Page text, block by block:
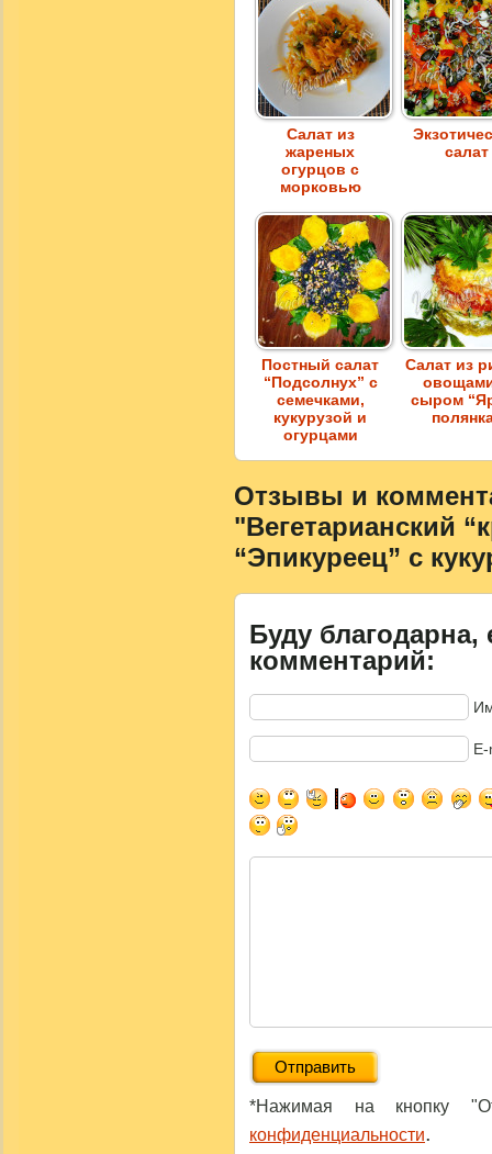
Салат из
жареных
огурцов с
морковью
салат
Постный салат
“Подсолнух” с
семечками,
кукурузой и
огурцами
Салат из
сыром
Отзывы и
"Вегетарианский
“Эпикуреец” с
Буду благодарна,
комментарий:
*Нажимая на кнопку
конфиденциальности.